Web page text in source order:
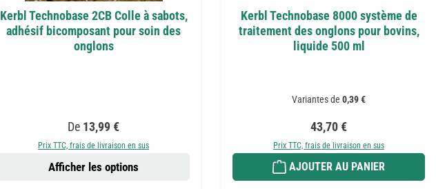
Kerbl Technobase 2CB Colle à sabots,
adhésif bicomposant pour soin des
onglons
Prix régulier :
De 13,99 €
Prix TTC, frais de livraison en sus
Afficher les options
Kerbl Technobase 8000 système de
traitement des onglons pour bovins,
liquide 500 ml
Variantes de 0,39 €
Prix régulier :
43,70 €
Prix TTC, frais de livraison en sus
AJOUTER AU PANIER